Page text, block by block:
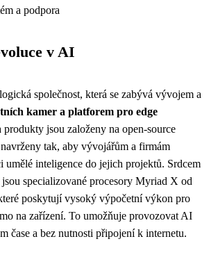
a podpora
v AI
společnost, která se zabývá vývojem a
kamer a platforem pro edge
produkty jsou založeny na open-source
tak, aby vývojářům a firmám
umělé inteligence do jejich projektů. Srdcem
specializované procesory Myriad X od
poskytují vysoký výpočetní výkon pro
na zařízení. To umožňuje provozovat AI
čase a bez nutnosti připojení k internetu.